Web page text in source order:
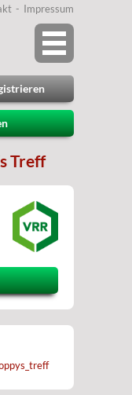
Impressum
Treff